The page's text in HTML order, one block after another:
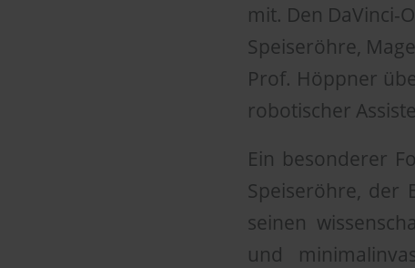
mit. Den DaVinci-
Speiseröhre,
Prof. Höppner
robotischer
Ein besonderer
Speiseröhre, der
seinen
und